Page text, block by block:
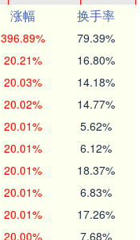
涨幅
换手率
396.89% 79.39%
20.21% 16.80%
20.03% 14.18%
20.02% 14.77%
20.01% 5.62%
20.01% 6.12%
20.01% 18.37%
20.01% 6.83%
20.01% 17.26%
20.00% 7.68%